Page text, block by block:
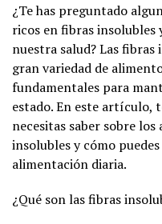
¿Te has preguntado
ricos en fibras
nuestra salud? Las
gran variedad de
fundamentales para
estado. En este artículo,
necesitas saber sobre
insolubles y cómo
alimentación diaria.
¿Qué son las fibras